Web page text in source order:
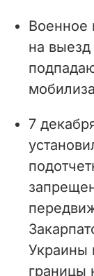
Военное
на выезд
7
Украины
границы